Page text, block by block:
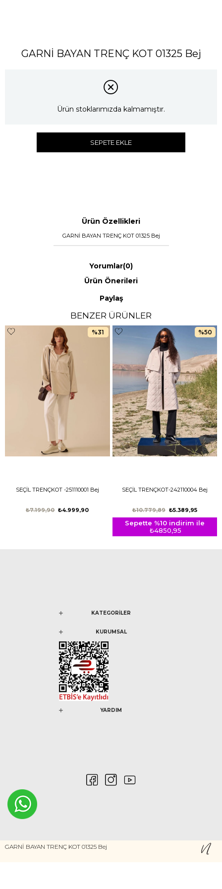
GARNİ BAYAN TRENÇ KOT 01325 Bej
Ürün stoklarımızda kalmamıştır.
SEPETE EKLE
Ürün Özellikleri
GARNİ BAYAN TRENÇ KOT 01325 Bej
Yorumlar(0)
Ürün Önerileri
Paylaş
BENZER ÜRÜNLER
SEÇİL TRENÇKOT -251110001 Bej
₺4.999,90
₺7.199,90
%31
SEÇİL TRENÇKOT-242110004 Bej
₺5.389,95
₺10.779,89
Sepette %10 indirim ile
₺4850,95
%50
KATEGORİLER
KURUMSAL
YARDIM
GARNİ BAYAN TRENÇ KOT 01325 Bej